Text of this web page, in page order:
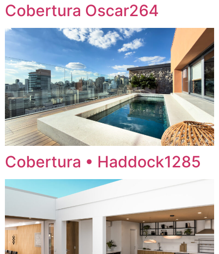
Cobertura Oscar264
Cobertura • Haddock1285